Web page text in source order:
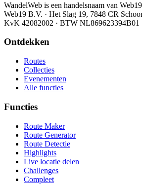
WandelWeb is een handelsnaam van
Web19 B.V. · Het Slag 19, 7848 CR
KvK 42082002 · BTW NL869623394B01
Ontdekken
Routes
Collecties
Evenementen
Alle functies
Functies
Route Maker
Route Generator
Route Detectie
Highlights
Live locatie delen
Challenges
Compleet